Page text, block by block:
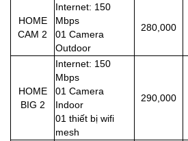
HOME
CAM 2
Internet: 150
Mbps
01 Camera
Outdoor
280,000
HOME
BIG 2
Internet: 150
Mbps
01 Camera
Indoor
01 thiết bị wifi
mesh
290,000